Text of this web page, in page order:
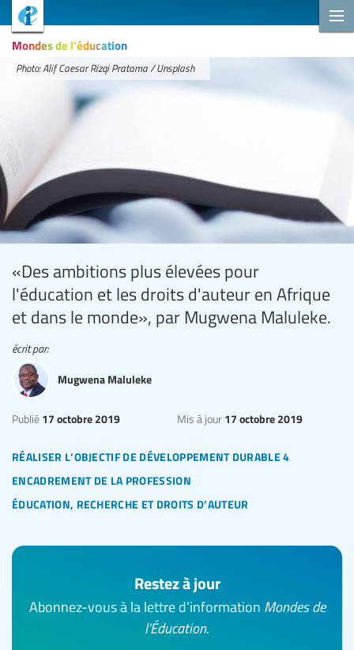
Mondes de l'éducation
Photo: Alif Caesar Rizqi Pratama / Unsplash
«Des ambitions plus élevées pour
l'éducation et les droits d'auteur en Afrique
et dans le monde», par Mugwena Maluleke.
réaliser l’objectif de développement durable 4
encadrement de la profession
éducation, recherche et droits d’auteur
Publié 17 octobre 2019 Mis à jour 17 octobre 2019
écrit par:
Mugwena Maluleke
Restez à jour
Abonnez-vous à la lettre d’information Mondes de
l’Éducation.